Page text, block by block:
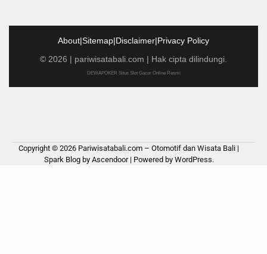
About|Sitemap|Disclaimer|Privacy Policy
© 2026 | pariwisatabali.com | Hak cipta dilindungi.
DEWAPOKER Situs Slot Gacor Online Resmi
Copyright © 2026 Pariwisatabali.com – Otomotif dan Wisata Bali |
Spark Blog by Ascendoor| Powered by WordPress.